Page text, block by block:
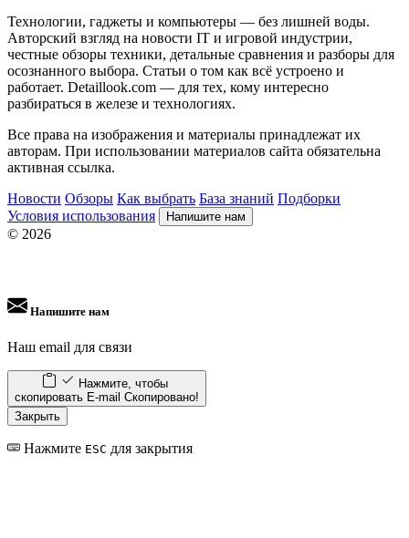
Технологии, гаджеты и компьютеры — без лишней воды.
Авторский взгляд на новости IT и игровой индустрии,
честные обзоры техники, детальные сравнения и разборы для
осознанного выбора. Статьи о том как всё устроено и
работает. Detaillook.com — для тех, кому интересно
разбираться в железе и технологиях.
Все права на изображения и материалы принадлежат их
авторам. При использовании материалов сайта обязательна
активная ссылка.
Новости Обзоры Как выбрать База знаний Подборки
Условия использования
Напишите нам
© 2026
Напишите нам
Наш email для связи
Нажмите, чтобы
скопировать E-mail Скопировано!
Закрыть
Нажмите ESC для закрытия